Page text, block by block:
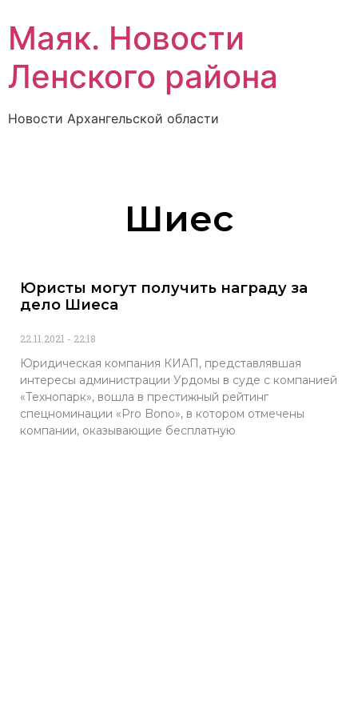
Маяк. Новости
Ленского района
Новости Архангельской области
Шиес
Юристы могут получить награду за
дело Шиеса
22.11.2021 22:18
Юридическая компания КИАП, представлявшая
интересы администрации Урдомы в суде с компанией
«Технопарк», вошла в престижный рейтинг
спецноминации «Pro Bono», в котором отмечены
компании, оказывающие бесплатную